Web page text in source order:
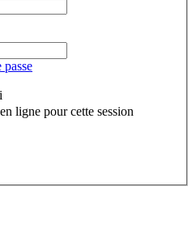
passe
ligne pour cette session